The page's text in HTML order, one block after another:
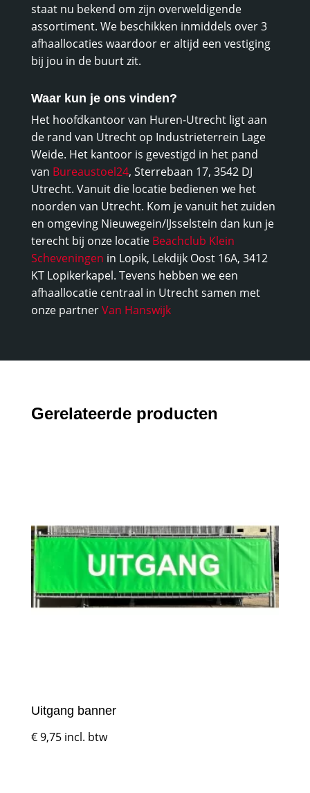
staat nu bekend om zijn overweldigende
assortiment. We beschikken inmiddels over 3
afhaallocaties waardoor er altijd een vestiging
bij jou in de buurt zit.
Waar kun je ons vinden?
Het hoofdkantoor van Huren-Utrecht ligt aan
de rand van Utrecht op Industrieterrein Lage
Weide. Het kantoor is gevestigd in het pand
van Bureaustoel24, Sterrebaan 17, 3542 DJ
Utrecht. Vanuit die locatie bedienen we het
noorden van Utrecht. Kom je vanuit het zuiden
en omgeving Nieuwegein/IJsselstein dan kun je
terecht bij onze locatie Beachclub Klein
Scheveningen in Lopik, Lekdijk Oost 16A, 3412
KT Lopikerkapel. Tevens hebben we een
afhaallocatie centraal in Utrecht samen met
onze partnerVan Hanswijk
Gerelateerde producten
Uitgang banner
€9,75 incl. btw